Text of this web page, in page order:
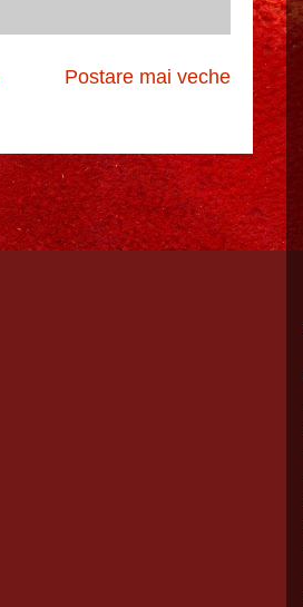
Postare mai veche